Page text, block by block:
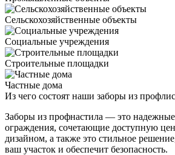
Сельскохозяйственные объекты
Социальные учреждения
Строительные площадки
Частные дома
Из чего состоят наши заборы из
Заборы из профнастила — это
ограждения, сочетающие доступную
дизайном, а также это стильное
ваш участок и обеспечит безопасность.